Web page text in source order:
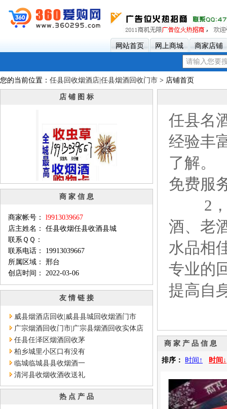
网站首页 网上商城 商家店铺
您的当前位置： 任县回收烟酒店|任县烟酒回收门市 > 店铺首页
店 铺 图 标
商 家 信 息
商家帐号： l9913039667
店主姓名： 任县收烟任县收酒县城
联系ＱＱ：
联系电话： 19913039667
所属区域： 邢台
创店时间： 2022-03-06
友 情 链 接
威县烟酒店回收|威县县城回收烟酒门市
广宗烟酒回收门市|广宗县烟酒回收实体店
任县任泽区烟酒回收茅
柏乡城里小区口有没有
临城临城县县收烟酒一
清河县收烟收酒收送礼
热 点 产 品
任县名
经验丰
了解。
免费服
2，
酒、老
水品相
专业的
提高自
商 家 产 品 信 息
排序： 时间↑ 时间↓